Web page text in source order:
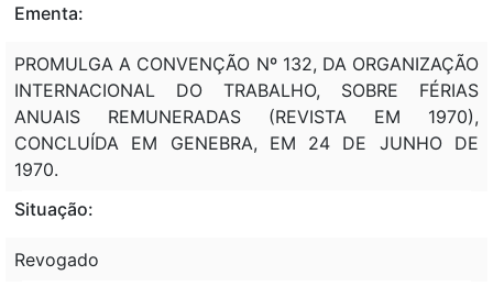
Ementa:
PROMULGA A CONVENÇÃO Nº 132, DA ORGANIZAÇÃO
INTERNACIONAL DO TRABALHO, SOBRE FÉRIAS
ANUAIS REMUNERADAS (REVISTA EM 1970),
CONCLUÍDA EM GENEBRA, EM 24 DE JUNHO DE
1970.
Situação:
Revogado